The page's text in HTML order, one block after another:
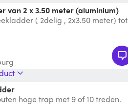
van 2 x 3.50 meter (aluminium)
( 2delig , 2x3.50 meter) tot
hoge trap met 9 of 10 treden.